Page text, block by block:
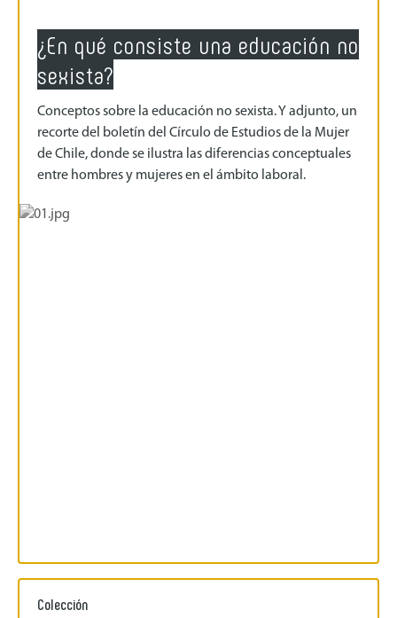
¿En qué consiste una educación no
sexista?
Conceptos sobre la educación no sexista. Y adjunto, un
recorte del boletín del Círculo de Estudios de la Mujer
de Chile, donde se ilustra las diferencias conceptuales
entre hombres y mujeres en el ámbito laboral.
Colección